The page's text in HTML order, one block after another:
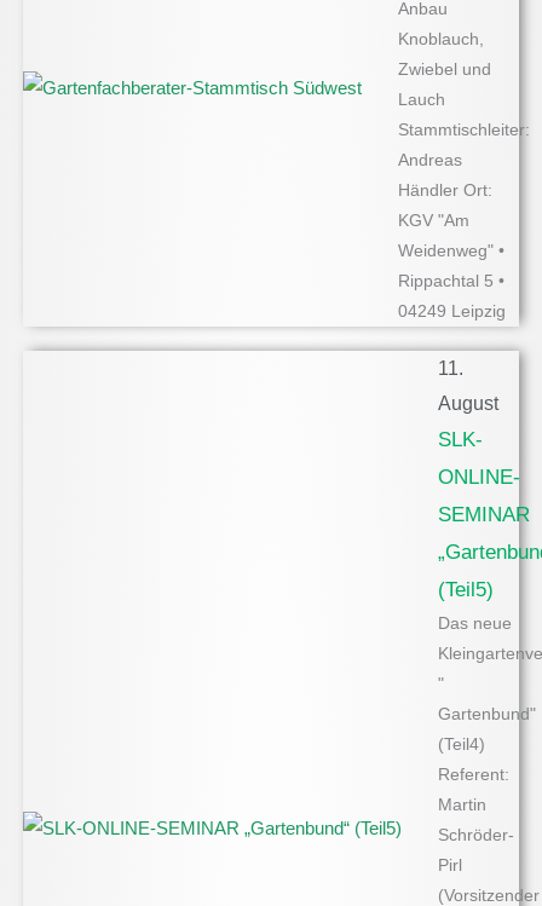
Anbau
Knoblauch,
Zwiebel und
Lauch
Stammtischleiter:
Andreas
Händler Ort:
KGV "Am
Weidenweg" •
Rippachtal 5 •
04249 Leipzig
11.
August
SLK-
ONLINE-
SEMINAR
(Teil5)
Das neue
"
Gartenbund"
(Teil4)
Referent:
Martin
Schröder-
Pirl
(Vorsitzender